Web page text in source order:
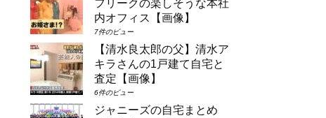
フリークの楽しそうな本社
内オフィス【画像】
7件のビュー
【清水良太郎の父】清水ア
キラさんの1戸建て自宅と
査定【画像】
6件のビュー
ジャニーズの自宅まとめ